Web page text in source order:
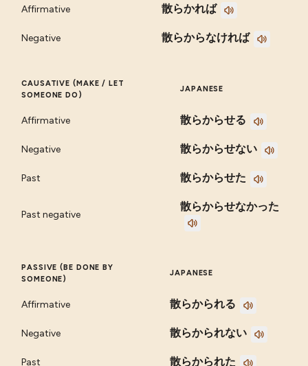
Affirmative 散らかれば
Negative 散らからなければ
CAUSATIVE (MAKE / LET
SOMEONE DO)
JAPANESE
Affirmative 散らからせる
Negative 散らからせない
Past 散らからせた
Past negative
散らからせなかった
PASSIVE (BE DONE BY
SOMEONE)
JAPANESE
Affirmative 散らかられる
Negative 散らかられない
Past 散らかられた